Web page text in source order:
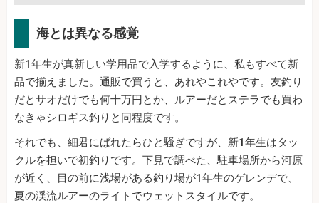
海とは異なる感覚
新1年生が真新しい学用品で入学するように、私もすべて新
品で揃えました。通販で買うと、あれやこれやです。友釣り
だとサオだけでも何十万円とか、ルアーだとステラでも買わ
なきゃシロギス釣りと同程度です。
それでも、細君にばれたらひと騒ぎですが、新1年生はタッ
クルを担いで初釣りです。下見で調べた、駐車場所から河原
が近く、目の前に浅場がある釣り場が1年生のゲレンデで、
夏の渓流ルアーのライトでウェットスタイルです。